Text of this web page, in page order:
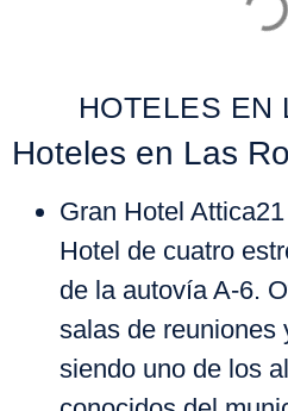
HOTELES EN
Hoteles en Las
Gran Hotel
Hotel de cuatro
de la autovía A-6.
salas de reuniones
siendo uno de los